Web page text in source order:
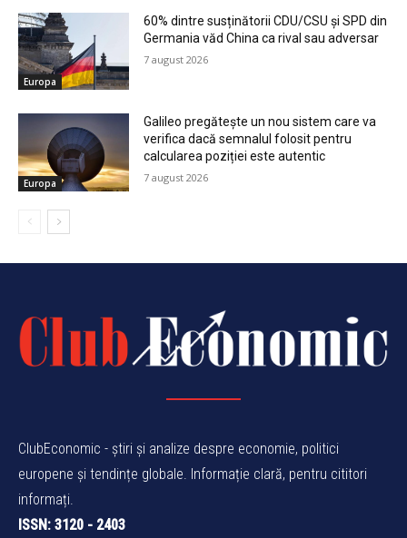
Europa
60% dintre susținătorii CDU/CSU și SPD din
Germania văd China ca rival sau adversar
7 august 2026
Europa
Galileo pregătește un nou sistem care va
verifica dacă semnalul folosit pentru
calcularea poziției este autentic
7 august 2026
ClubEconomic - știri și analize despre economie, politici
europene și tendințe globale. Informație clară, pentru cititori
informați.
ISSN: 3120 - 2403